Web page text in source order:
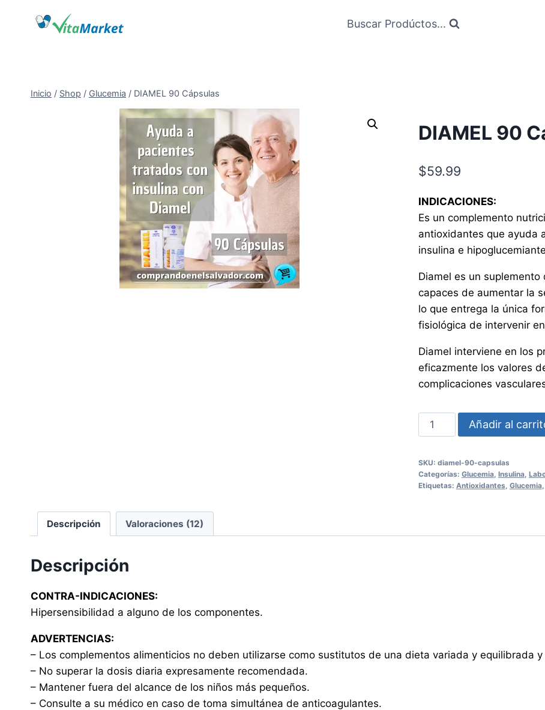
Buscar Prodúctos...
Inicio / Shop / Glucemia / DIAMEL 90 Cápsulas
DIAMEL 90
$59.99
INDICACIONES:
Es un complemento
antioxidantes que ayuda
insulina e
Diamel es un
capaces de aumentar la
lo que entrega la única
fisiológica de intervenir
Diamel interviene en los
eficazmente los valores
complicaciones
DIAMEL
90
cantidad
Añadir al
SKU: diamel-90-capsulas
Categorías: Glucemia, Insulina,
Etiquetas: Antioxidantes Glucemia,
Descripción Valoraciones (12)
Descripción
CONTRA-INDICACIONES:
Hipersensibilidad a alguno de los componentes.
ADVERTENCIAS:
– Los complementos alimenticios no deben utilizarse como sustitutos de una dieta variada y equilibrada
– No superar la dosis diaria expresamente recomendada.
– Mantener fuera del alcance de los niños más pequeños.
– Consulte a su médico en caso de toma simultánea de anticoagulantes.